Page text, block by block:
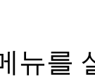
뉴를